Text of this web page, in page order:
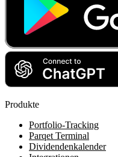
Produkte
Portfolio-Tracking
Parqet Terminal
Dividendenkalender